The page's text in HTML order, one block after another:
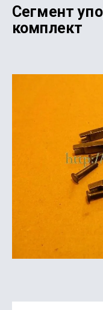
Сегмент
комплект